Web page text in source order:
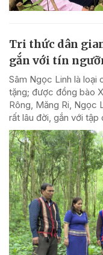
Tri thức dân
gắn với tín
Sâm Ngọc Linh là loại
tặng; được đồng bào
Rông, Măng Ri, Ngọc
rất lâu đời, gắn với tập